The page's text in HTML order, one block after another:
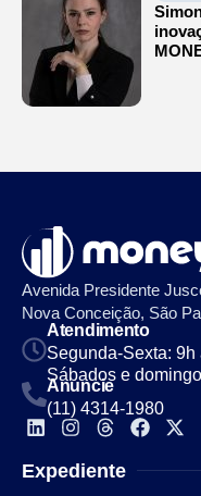
Avenida Presidente
Nova Conceição, São
Atendimento
Segunda-Sexta: 9h
Sábados e
Anuncie
(11) 4314-1980
Expediente